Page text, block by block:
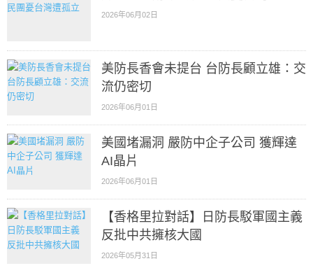
2026年06月02日
美防長香會未提台 台防長顧立雄：交
流仍密切
2026年06月01日
美國堵漏洞 嚴防中企子公司 獲輝達
AI晶片
2026年06月01日
【香格里拉對話】日防長駁軍國主義
反批中共擁核大國
2026年05月31日